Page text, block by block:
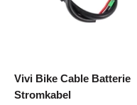
Vivi Bike Cable Batterie
Stromkabel